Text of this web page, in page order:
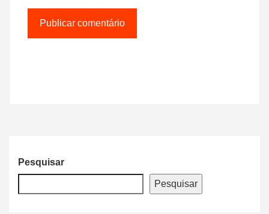
Pesquisar
Pesquisar